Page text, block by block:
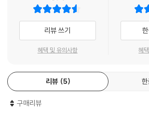
리뷰 쓰기
혜택 및 유의사항 혜
리뷰 5
구매리뷰